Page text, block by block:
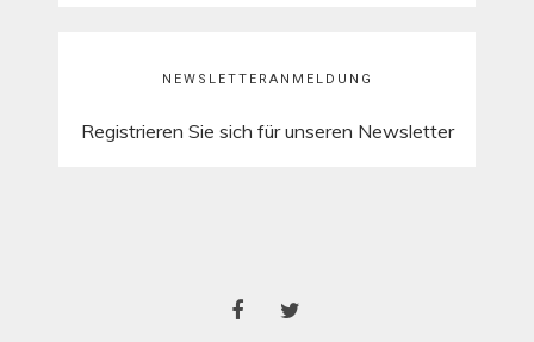
NEWSLETTERANMELDUNG
Registrieren Sie sich für unseren Newsletter